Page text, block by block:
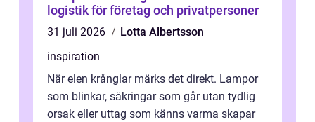
logistik för företag och privatpersoner
31 juli 2026
Lotta Albertsson
inspiration
När elen krånglar märks det direkt. Lampor
som blinkar, säkringar som går utan tydlig
orsak eller uttag som känns varma skapar